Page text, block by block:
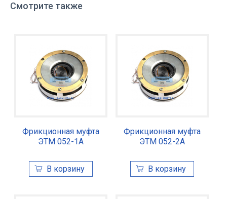
Смотрите также
Фрикционная муфта
ЭТМ 052-1А
Фрикционная муфта
ЭТМ 052-2А